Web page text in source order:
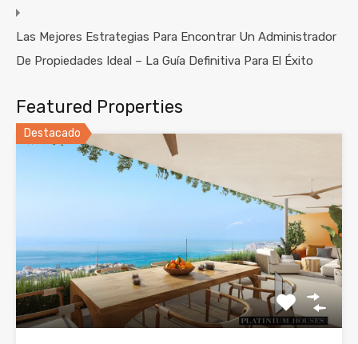
Las Mejores Estrategias Para Encontrar Un Administrador
De Propiedades Ideal – La Guía Definitiva Para El Éxito
Featured Properties
Destacado